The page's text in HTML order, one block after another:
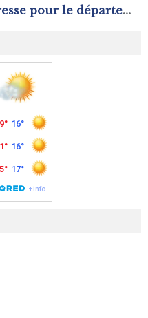
arrêté de situation sécheresse pour le département de l'Orne.